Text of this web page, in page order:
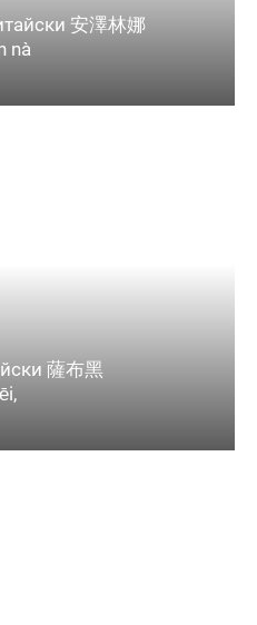
安澤林娜
nà
薩布黑